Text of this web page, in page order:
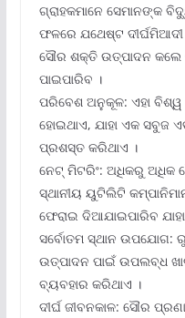
ଗ୍ରାହକମାନେ ସେମାନଙ୍କ
ଫଳରେ ଯଥେଷ୍ଟ
ସୌର ଶକ୍ତି ଉତ୍ପାଦନ କଲେ
ପାଇପାରିବ ।
ପରିବେଶ ଅନୁକୂଳ: ଏହା ବିଶ୍ୱ
ହୋଇଥାଏ, ଯାହା ଏକ ସବୁଜ
ପ୍ରଶସ୍ତ କରିଥାଏ ।
ନେଟ୍ ମିଟରିଂ: ଅଧିକରୁ ଅଧିକ
ସ୍ଥାନୀୟ ୟୁଟିଲିଟି
ଫେରାଇ ଦିଆଯାଇପାରିବ
ସର୍ବୋତମ ସ୍ଥାନ
ଉତ୍ପାଦନ ପାଇଁ ଉପଲବ୍ଧ
ବ୍ୟବହାର କରିଥାଏ ।
ଦୀର୍ଘ ଜୀବନକାଳ: ସୌର